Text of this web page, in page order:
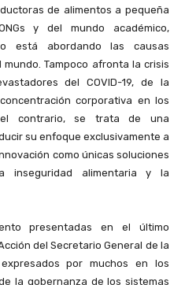
de alimentos a pequeña
y del mundo académico,
está abordando las causas
Tampoco afronta la crisis
del COVID-19, de la
corporativa en los
el contrario, se trata de una
su enfoque exclusivamente a
como únicas soluciones
inseguridad alimentaria y la
presentadas en el último
del Secretario General de la
por muchos en los
la gobernanza de los sistemas